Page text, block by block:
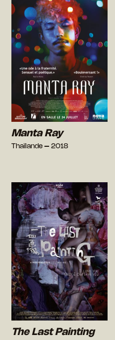
Manta Ray
Thaïlande – 2018
The Last Painting